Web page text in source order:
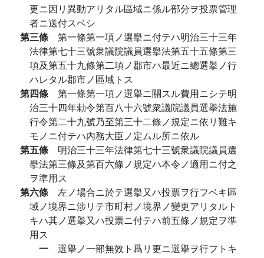
更ニ因リ異動アリタル區域ニ係ル部分ヲ投票管理
者ニ送付スベシ
第三條 第一條第一項ノ選擧ニ付テハ明治三十三年
法律第七十三號衆議院議員選擧法第五十五條第三
項及第五十九條第二項ノ郡市ハ最近ニ總選擧ノ行
ハレタル郡市ノ區域トス
第四條 第一條第一項ノ選擧ニ關スル費用ニシテ明
治三十四年勅令第百八十六號衆議院議員選擧法施
行令第二十九號乃至第三十二條ノ規定ニ依リ難キ
モノニ付テハ內務大臣ノ定ムル所ニ依ル
第五條 明治三十三年法律第七十三號衆議院議員選
擧法第三條及第百六條ノ規定ハ本令ノ適用ニ付之
ヲ準用ス
第六條 左ノ場合ニ於テ選擧又ハ投票ヲ行フベキ區
域ノ境界ニ涉リテ市町村ノ境界ノ變更アリタルト
キハ其ノ選擧又ハ投票ニ付テハ前五條ノ規定ヲ準
用ス
一 選擧ノ一部無效ト爲リ更ニ選擧ヲ行フトキ